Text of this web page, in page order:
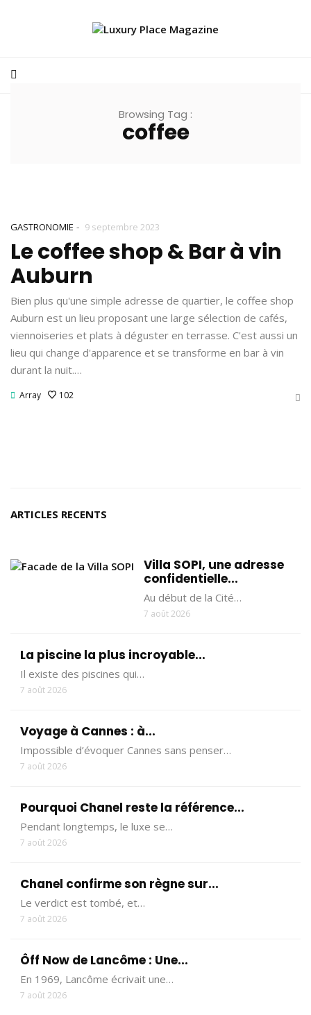
Browsing Tag :
coffee
GASTRONOMIE - 9 septembre 2023
Le coffee shop & Bar à vin
Auburn
Bien plus qu'une simple adresse de quartier, le coffee shop
Auburn est un lieu proposant une large sélection de cafés,
viennoiseries et plats à déguster en terrasse. C'est aussi un
lieu qui change d'apparence et se transforme en bar à vin
durant la nuit.…
Array 102
ARTICLES RECENTS
Villa SOPI, une adresse
confidentielle...
Au début de la Cité…
7 août 2026
La piscine la plus incroyable...
Il existe des piscines qui…
7 août 2026
Voyage à Cannes : à...
Impossible d’évoquer Cannes sans penser…
7 août 2026
Pourquoi Chanel reste la référence...
Pendant longtemps, le luxe se…
7 août 2026
Chanel confirme son règne sur...
Le verdict est tombé, et…
7 août 2026
Ôff Now de Lancôme : Une...
En 1969, Lancôme écrivait une…
7 août 2026